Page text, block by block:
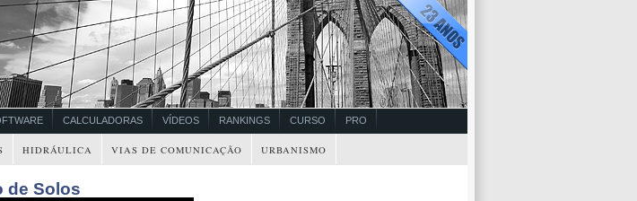
CALCULADORAS VÍDEOS RANKINGS CURSO PRO
HIDRÁULICA VIAS DE COMUNICAÇÃO URBANISMO
de Solos